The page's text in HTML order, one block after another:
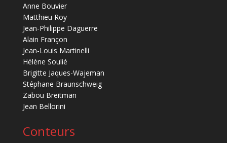
Anne Bouvier
Matthieu Roy
Jean-Philippe Daguerre
Alain Françon
Jean-Louis Martinelli
Hélène Soulié
Brigitte Jaques-Wajeman
Stéphane Braunschweig
Zabou Breitman
Jean Bellorini
Conteurs